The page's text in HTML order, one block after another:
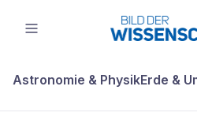
Astronomie & PhysikErde &